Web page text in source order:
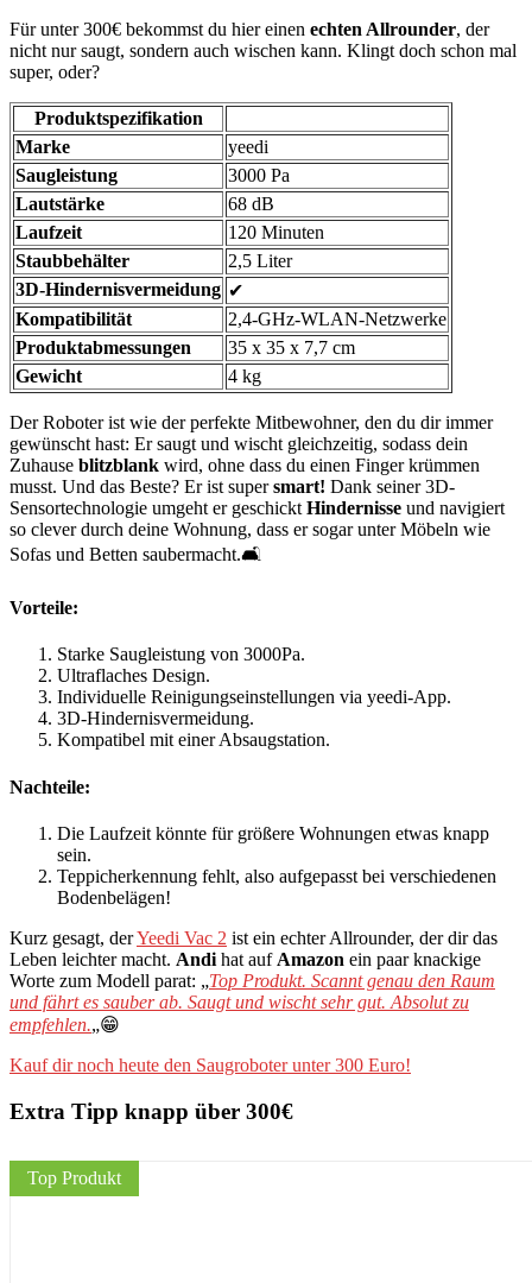
Für unter 300€ bekommst du hier einen echten Allrounder, der
nicht nur saugt, sondern auch wischen kann. Klingt doch schon mal
super, oder?
Produktspezifikation
Marke
yeedi
Saugleistung
3000 Pa
Lautstärke
68 dB
Laufzeit
120 Minuten
Staubbehälter
2,5 Liter
3D-Hindernisvermeidung ✔
Kompatibilität
2,4-GHz-WLAN-Netzwerke
Produktabmessungen
35 x 35 x 7,7 cm
Gewicht
4 kg
Der Roboter ist wie der perfekte Mitbewohner, den du dir immer
gewünscht hast: Er saugt und wischt gleichzeitig, sodass dein
Zuhause blitzblank wird, ohne dass du einen Finger krümmen
musst. Und das Beste? Er ist supersmart! Dank seiner 3D-
Sensortechnologie umgeht er geschickt Hindernisse und navigiert
so clever durch deine Wohnung, dass er sogar unter Möbeln wie
Sofas und Betten saubermacht.🛋️
Vorteile:
Starke Saugleistung von 3000Pa.
Ultraflaches Design.
Individuelle Reinigungseinstellungen via yeedi-App.
3D-Hindernisvermeidung.
Kompatibel mit einer Absaugstation.
Nachteile:
Die Laufzeit könnte für größere Wohnungen etwas knapp
sein.
Teppicherkennung fehlt, also aufgepasst bei verschiedenen
Bodenbelägen!
Kurz gesagt, derYeedi Vac 2 ist ein echter Allrounder, der dir das
Leben leichter macht. Andi hat auf Amazon ein paar knackige
Worte zum Modell parat: „Top Produkt. Scannt genau den Raum
und fährt es sauber ab. Saugt und wischt sehr gut. Absolut zu
empfehlen.„😁
Kauf dir noch heute den Saugroboter unter 300 Euro!
Extra Tipp knapp über 300€
Top Produkt